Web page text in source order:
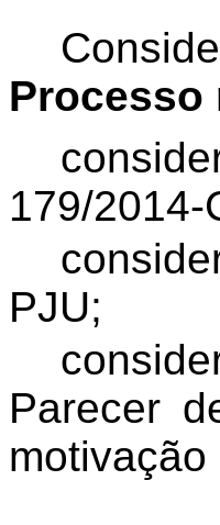
Processo
179/2014-
PJU;
Parecer
motivação